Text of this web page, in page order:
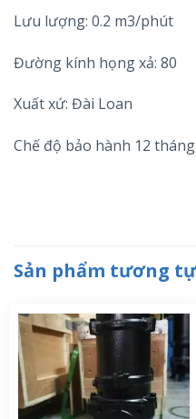
Lưu lượng: 0.2 m3/phút
Đường kính họng xả: 80
Xuất xứ: Đài Loan
Chế độ bảo hành 12
Sản phẩm tương tự